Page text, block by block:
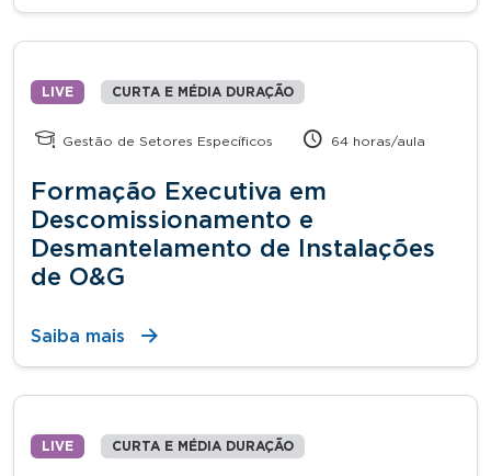
LIVE CURTA E MÉDIA DURAÇÃO
Gestão de Setores Específicos 64 horas/aula
Formação Executiva em
Descomissionamento e
Desmantelamento de Instalações
de O&G
Saiba mais
LIVE CURTA E MÉDIA DURAÇÃO